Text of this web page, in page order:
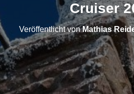
Cruiser
Veröffentlicht vonMathias